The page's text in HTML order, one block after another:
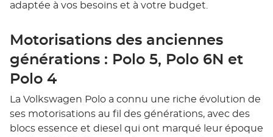
adaptée à vos besoins et à votre budget.
Motorisations des anciennes
générations : Polo 5, Polo 6N et
Polo 4
La Volkswagen Polo a connu une riche évolution de
ses motorisations au fil des générations, avec des
blocs essence et diesel qui ont marqué leur époque